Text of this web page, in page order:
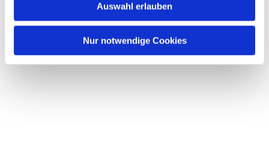
Auswahl erlauben
Nur notwendige Cookies